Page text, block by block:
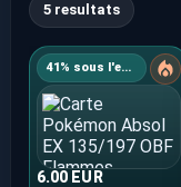
5 resultats
41% sous l'estimation
6.00 EUR